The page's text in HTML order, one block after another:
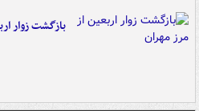
بازگشت زوار